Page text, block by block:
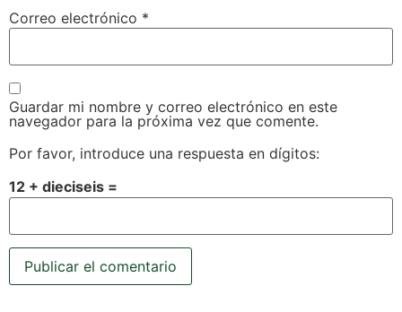
Correo electrónico *
Guardar mi nombre y correo electrónico en este
navegador para la próxima vez que comente.
Por favor, introduce una respuesta en dígitos:
12 + dieciseis =